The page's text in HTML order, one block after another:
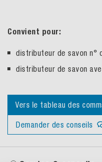
Convient pour:
distributeur de savon n°
distributeur de savon
Vers le tableau des
Demander des conseils